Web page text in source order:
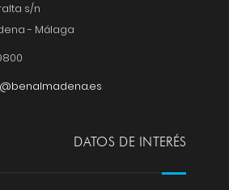
s/n
- Málaga
DATOS DE INTERÉS